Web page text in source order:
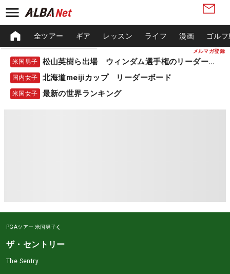
メルマガ登録
全ツアー ギア レッスン ライフ 漫画 ゴル
米国男子 松山英樹ら出場 ウィンダム選手権のリーダーボード
国内女子 北海道meijiカップ リーダーボード
米国女子 最新の世界ランキング
PGAツアー 米国男子
ザ・セントリー
The Sentry